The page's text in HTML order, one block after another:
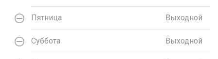
Пятница Выходной
Суббота Выходной